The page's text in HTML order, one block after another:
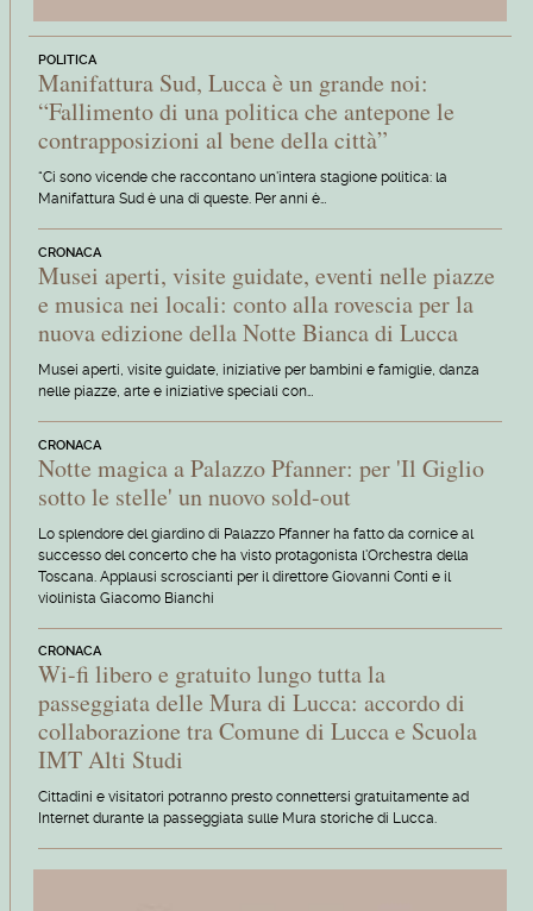
POLITICA
Manifattura Sud, Lucca è un grande noi:
“Fallimento di una politica che antepone le
contrapposizioni al bene della città”
“Ci sono vicende che raccontano un'intera stagione politica: la
Manifattura Sud è una di queste. Per anni è…
CRONACA
Musei aperti, visite guidate, eventi nelle piazze
e musica nei locali: conto alla rovescia per la
nuova edizione della Notte Bianca di Lucca
Musei aperti, visite guidate, iniziative per bambini e famiglie, danza
nelle piazze, arte e iniziative speciali con…
CRONACA
Notte magica a Palazzo Pfanner: per 'Il Giglio
sotto le stelle' un nuovo sold-out
Lo splendore del giardino di Palazzo Pfanner ha fatto da cornice al
successo del concerto che ha visto protagonista l'Orchestra della
Toscana. Applausi scroscianti per il direttore Giovanni Conti e il
violinista Giacomo Bianchi
CRONACA
Wi-fi libero e gratuito lungo tutta la
passeggiata delle Mura di Lucca: accordo di
collaborazione tra Comune di Lucca e Scuola
IMT Alti Studi
Cittadini e visitatori potranno presto connettersi gratuitamente ad
Internet durante la passeggiata sulle Mura storiche di Lucca.